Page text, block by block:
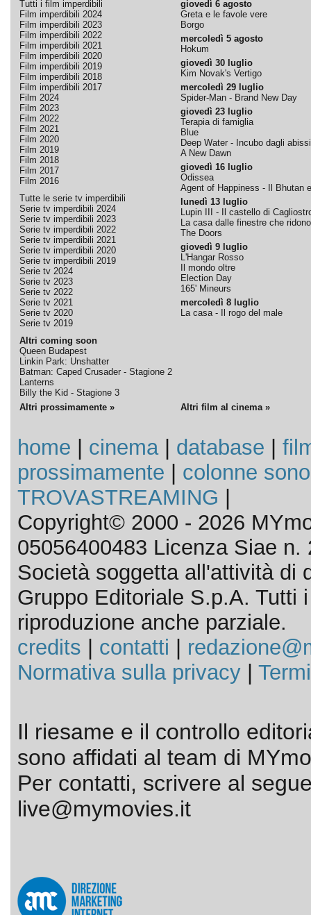
Tutti i film imperdibili
Film imperdibili 2024
Film imperdibili 2023
Film imperdibili 2022
Film imperdibili 2021
Film imperdibili 2020
Film imperdibili 2019
Film imperdibili 2018
Film imperdibili 2017
Film 2024
Film 2023
Film 2022
Film 2021
Film 2020
Film 2019
Film 2018
Film 2017
Film 2016
Tutte le serie tv imperdibili
Serie tv imperdibili 2024
Serie tv imperdibili 2023
Serie tv imperdibili 2022
Serie tv imperdibili 2021
Serie tv imperdibili 2020
Serie tv imperdibili 2019
Serie tv 2024
Serie tv 2023
Serie tv 2022
Serie tv 2021
Serie tv 2020
Serie tv 2019
Altri coming soon
Queen Budapest
Linkin Park: Unshatter
Batman: Caped Crusader - Stagione 2
Lanterns
Billy the Kid - Stagione 3
giovedì 6 agosto
Greta e le favole vere
Borgo
mercoledì 5 agosto
Hokum
giovedì 30 luglio
Kim Novak's Vertigo
mercoledì 29 luglio
Spider-Man - Brand New Day
giovedì 23 luglio
Terapia di famiglia
Blue
Deep Water - Incubo dagli abissi
A New Dawn
giovedì 16 luglio
Odissea
Agent of Happiness - Il Bhutan
lunedì 13 luglio
Lupin III - Il castello di
La casa dalle finestre che ridono
The Doors
giovedì 9 luglio
L'Hangar Rosso
Il mondo oltre
Election Day
165' Mineurs
mercoledì 8 luglio
La casa - Il rogo del male
Altri prossimamente » Altri film al cinema »
home cinema| database
prossimamente
colonne
TROVASTREAMING
Copyright© 2000 - 2026
05056400483 Licenza Siae n.
Società soggetta all'attività di
Gruppo Editoriale S.p.A. Tutti
riproduzione anche parziale.
credits
contatti
Normativa sulla privacy|
Il riesame e il controllo
sono affidati al team di
Per contatti, scrivere al
live@mymovies.it